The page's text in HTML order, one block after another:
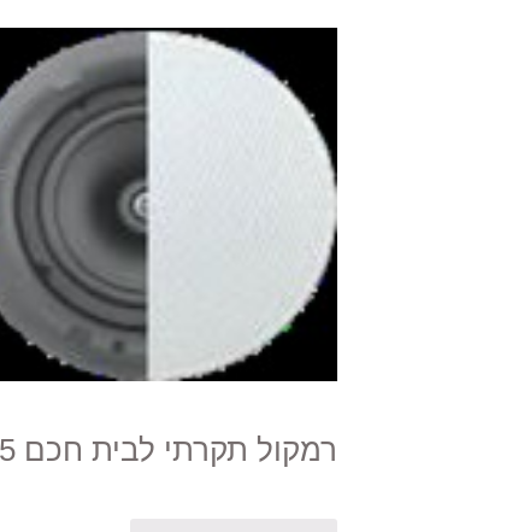
רמקול תקרתי לבית חכם 6.5"